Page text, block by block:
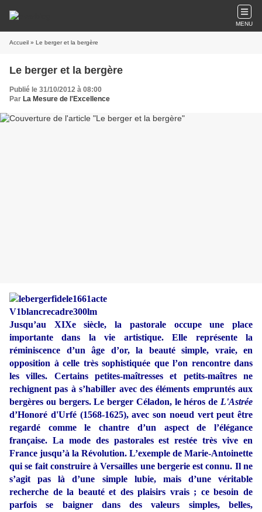
MENU
Accueil » Le berger et la bergère
Le berger et la bergère
Publié le 31/10/2012 à 08:00
Par La Mesure de l'Excellence
Jusqu’au XIXe siècle, la pastorale occupe une place
importante dans la vie artistique. Elle représente la
réminiscence d’un âge d’or, la beauté simple, vraie, en
opposition à celle très sophistiquée que l’on rencontre dans
les villes. Certains petites-maîtresses et petits-maîtres ne
rechignent pas à s’habiller avec des éléments empruntés aux
bergères ou bergers. Le berger Céladon, le héros de L'Astrée
d’Honoré d'Urfé (1568-1625), avec son noeud vert peut être
regardé comme le chantre d’un aspect de l’élégance
française. La mode des pastorales est restée très vive en
France jusqu’à la Révolution. L’exemple de Marie-Antoinette
qui se fait construire à Versailles une bergerie est connu. Il ne
s’agit pas là d’une simple lubie, mais d’une véritable
recherche de la beauté et des plaisirs vrais ; ce besoin de
parfois se baigner dans des valeurs simples, belles,